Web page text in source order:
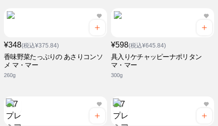
¥348(税込¥375.84)
香味野菜たっぷりの あさりコンソ
メ マ・マー
260g
¥598(税込¥645.84)
具入りケチャッピーナポリタン
マ・マー
300g